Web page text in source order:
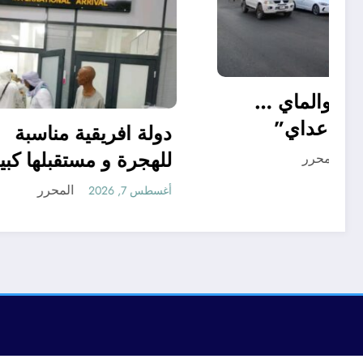
دولة
للهجرة
أغسطس 7, 2026
“منريد الخبز والماي …
بس سالم ابو عداي”
أغسطس 7, 2026